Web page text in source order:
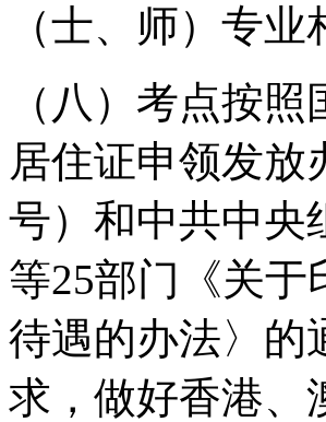
（士、师）专
（八）考点按
居住证申领发放
号）和中共中央
等25部门《关
待遇的办法〉的
求，做好香港、